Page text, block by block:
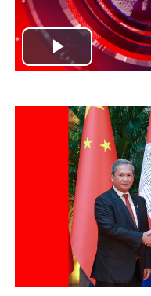
Play
Video